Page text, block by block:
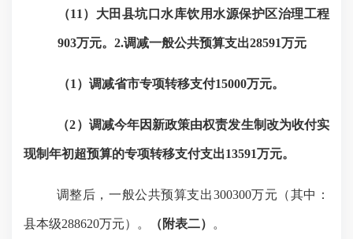
（11）大田县坑口水库饮用水源保护区治理工程
903万元。2.调减一般公共预算支出28591万元
（1） 调减省市专项转移支付15000万元。
（2）调减今年因新政策由权责发生制改为收付实
现制年初超预算的专项转移支付支出13591万元。
调整后，一般公共预算支出300300万元（其中：
县本级288620万元）。 （附表二） 。